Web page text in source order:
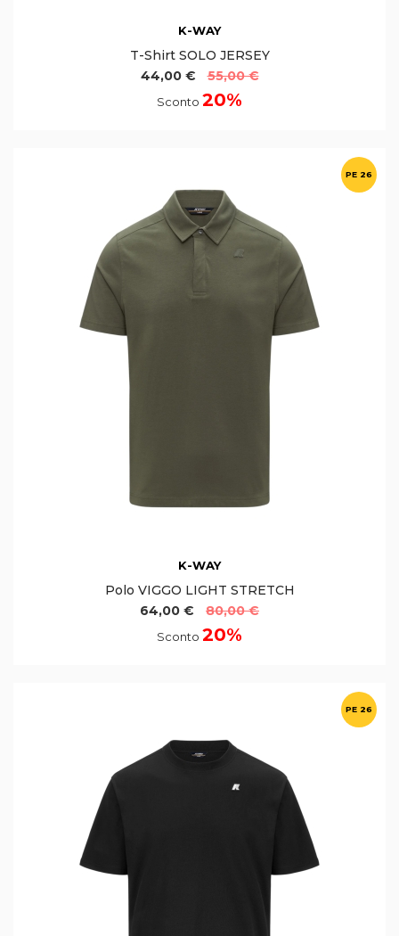
K-WAY
T-Shirt SOLO JERSEY
44,00 €
55,00 €
Sconto 20%
PE 26
K-WAY
Polo VIGGO LIGHT STRETCH
64,00 €
80,00 €
Sconto 20%
PE 26